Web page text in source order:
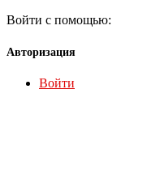
Войти с помощью:
Авторизация
Войти